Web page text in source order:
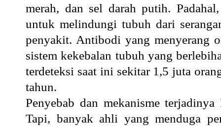
merah, dan sel darah putih.
untuk melindungi tubuh dari
penyakit. Antibodi yang menyerang
sistem kekebalan tubuh yang
terdeteksi saat ini sekitar 1,5 juta
tahun.
Penyebab dan mekanisme
Tapi, banyak ahli yang menduga